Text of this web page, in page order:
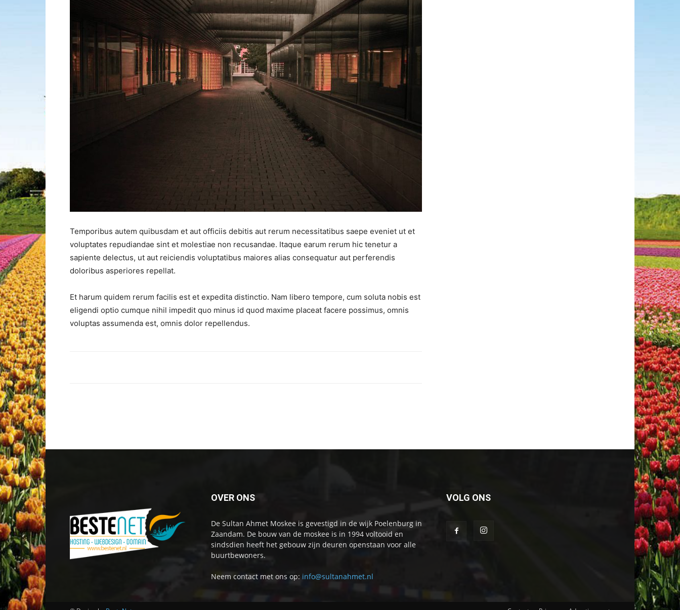
Temporibus autem quibusdam et aut officiis debitis aut rerum necessitatibus saepe eveniet ut et
voluptates repudiandae sint et molestiae non recusandae. Itaque earum rerum hic tenetur a
sapiente delectus, ut aut reiciendis voluptatibus maiores alias consequatur aut perferendis
doloribus asperiores repellat.
Et harum quidem rerum facilis est et expedita distinctio. Nam libero tempore, cum soluta nobis est
eligendi optio cumque nihil impedit quo minus id quod maxime placeat facere possimus, omnis
voluptas assumenda est, omnis dolor repellendus.
OVER ONS
De Sultan Ahmet Moskee is gevestigd in de wijk Poelenburg in
Zaandam. De bouw van de moskee is in 1994 voltooid en
sindsdien heeft het gebouw zijn deuren openstaan voor alle
buurtbewoners.
Neem contact met ons op: info@sultanahmet.nl
VOLG ONS